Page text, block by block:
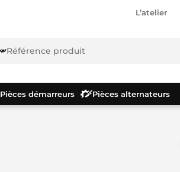
L’atelier
Pièces démarreurs Pièces alternateurs